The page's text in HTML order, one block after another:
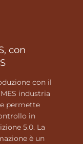
con
con il
industria
permette
in
5.0. La
è un